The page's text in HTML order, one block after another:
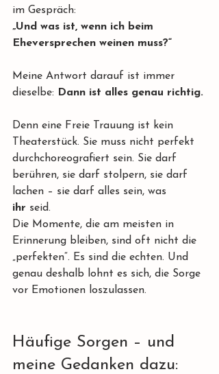
im Gespräch:
„Und was ist, wenn ich beim
Eheversprechen weinen muss?“
Meine Antwort darauf ist immer
dieselbe:
Dann ist alles genau richtig.
Denn eine Freie Trauung ist kein
Theaterstück. Sie muss nicht perfekt
durchchoreografiert sein. Sie darf
berühren, sie darf stolpern, sie darf
lachen – sie darf alles sein, was
ihr seid.
Die Momente, die am meisten in
Erinnerung bleiben, sind oft nicht die
„perfekten“. Es sind die echten. Und
genau deshalb lohnt es sich, die Sorge
vor Emotionen loszulassen.
Häufige Sorgen – und
meine Gedanken dazu: